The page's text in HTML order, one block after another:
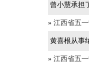
曾小慧承担
» 江西省五
黄喜根从事
» 江西省五